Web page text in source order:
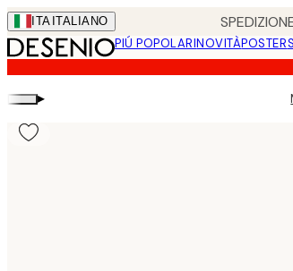
Skip
to
main
content.
ITA ITALIANO
PIÚ POPOLARINOVITÀPOSTER
▸